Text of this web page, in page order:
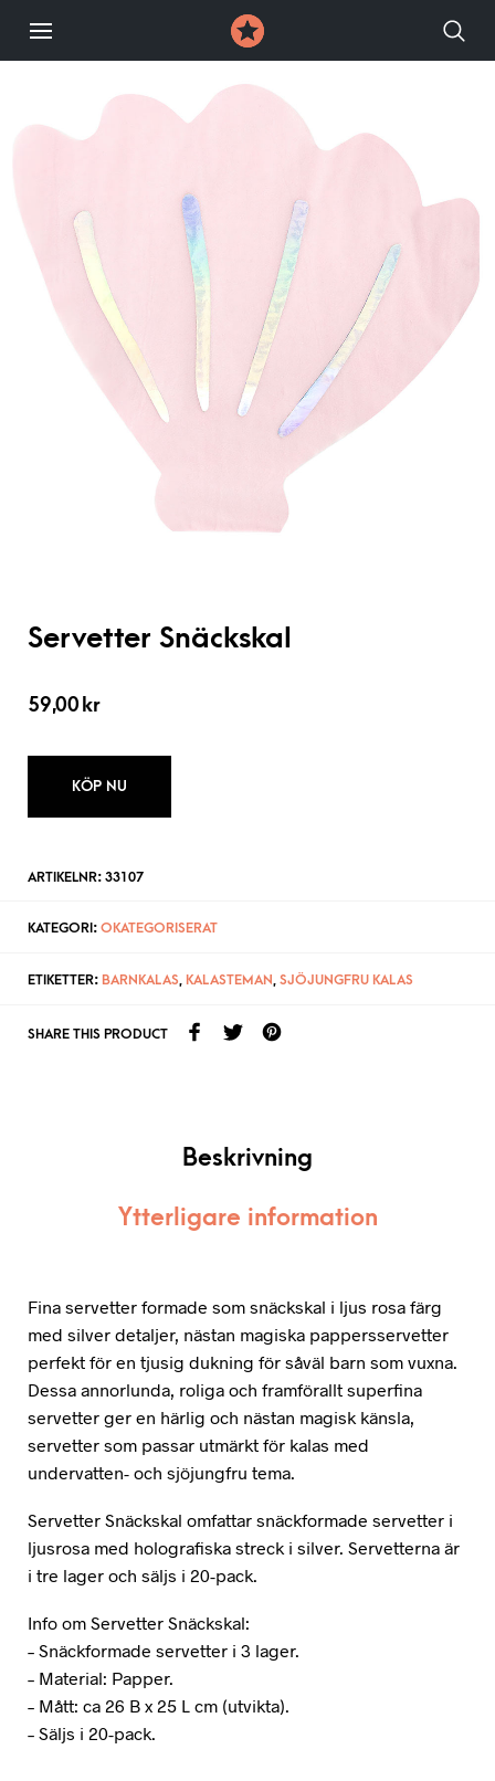
Servetter Snäckskal
59,00 kr
KÖP NU
ARTIKELNR: 33107
KATEGORI: OKATEGORISERAT
ETIKETTER: BARNKALAS, KALASTEMAN, SJÖJUNGFRU KALAS
SHARE THIS PRODUCT
Beskrivning
Ytterligare information
Fina servetter formade som snäckskal i ljus rosa färg
med silver detaljer, nästan magiska pappersservetter
perfekt för en tjusig dukning för såväl barn som vuxna.
Dessa annorlunda, roliga och framförallt superfina
servetter ger en härlig och nästan magisk känsla,
servetter som passar utmärkt för kalas med
undervatten- och sjöjungfru tema.
Servetter Snäckskal omfattar snäckformade servetter i
ljusrosa med holografiska streck i silver. Servetterna är
i tre lager och säljs i 20-pack.
Info om Servetter Snäckskal:
– Snäckformade servetter i 3 lager.
– Material: Papper.
– Mått: ca 26 B x 25 L cm (utvikta).
– Säljs i 20-pack.